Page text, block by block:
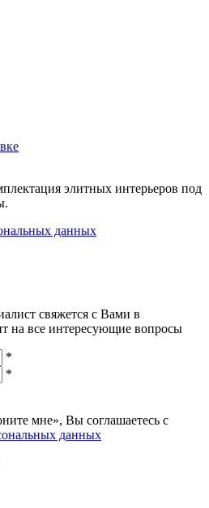
элитных интерьеров под
данных
свяжется с Вами в
на все интересующие вопросы
*
*
мне», Вы соглашаетесь с
данных